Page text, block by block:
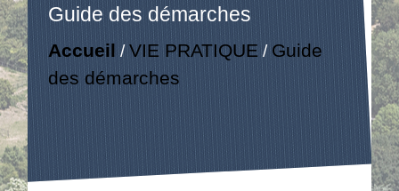
Guide des démarches
Accueil /VIE PRATIQUE / Guide
des démarches